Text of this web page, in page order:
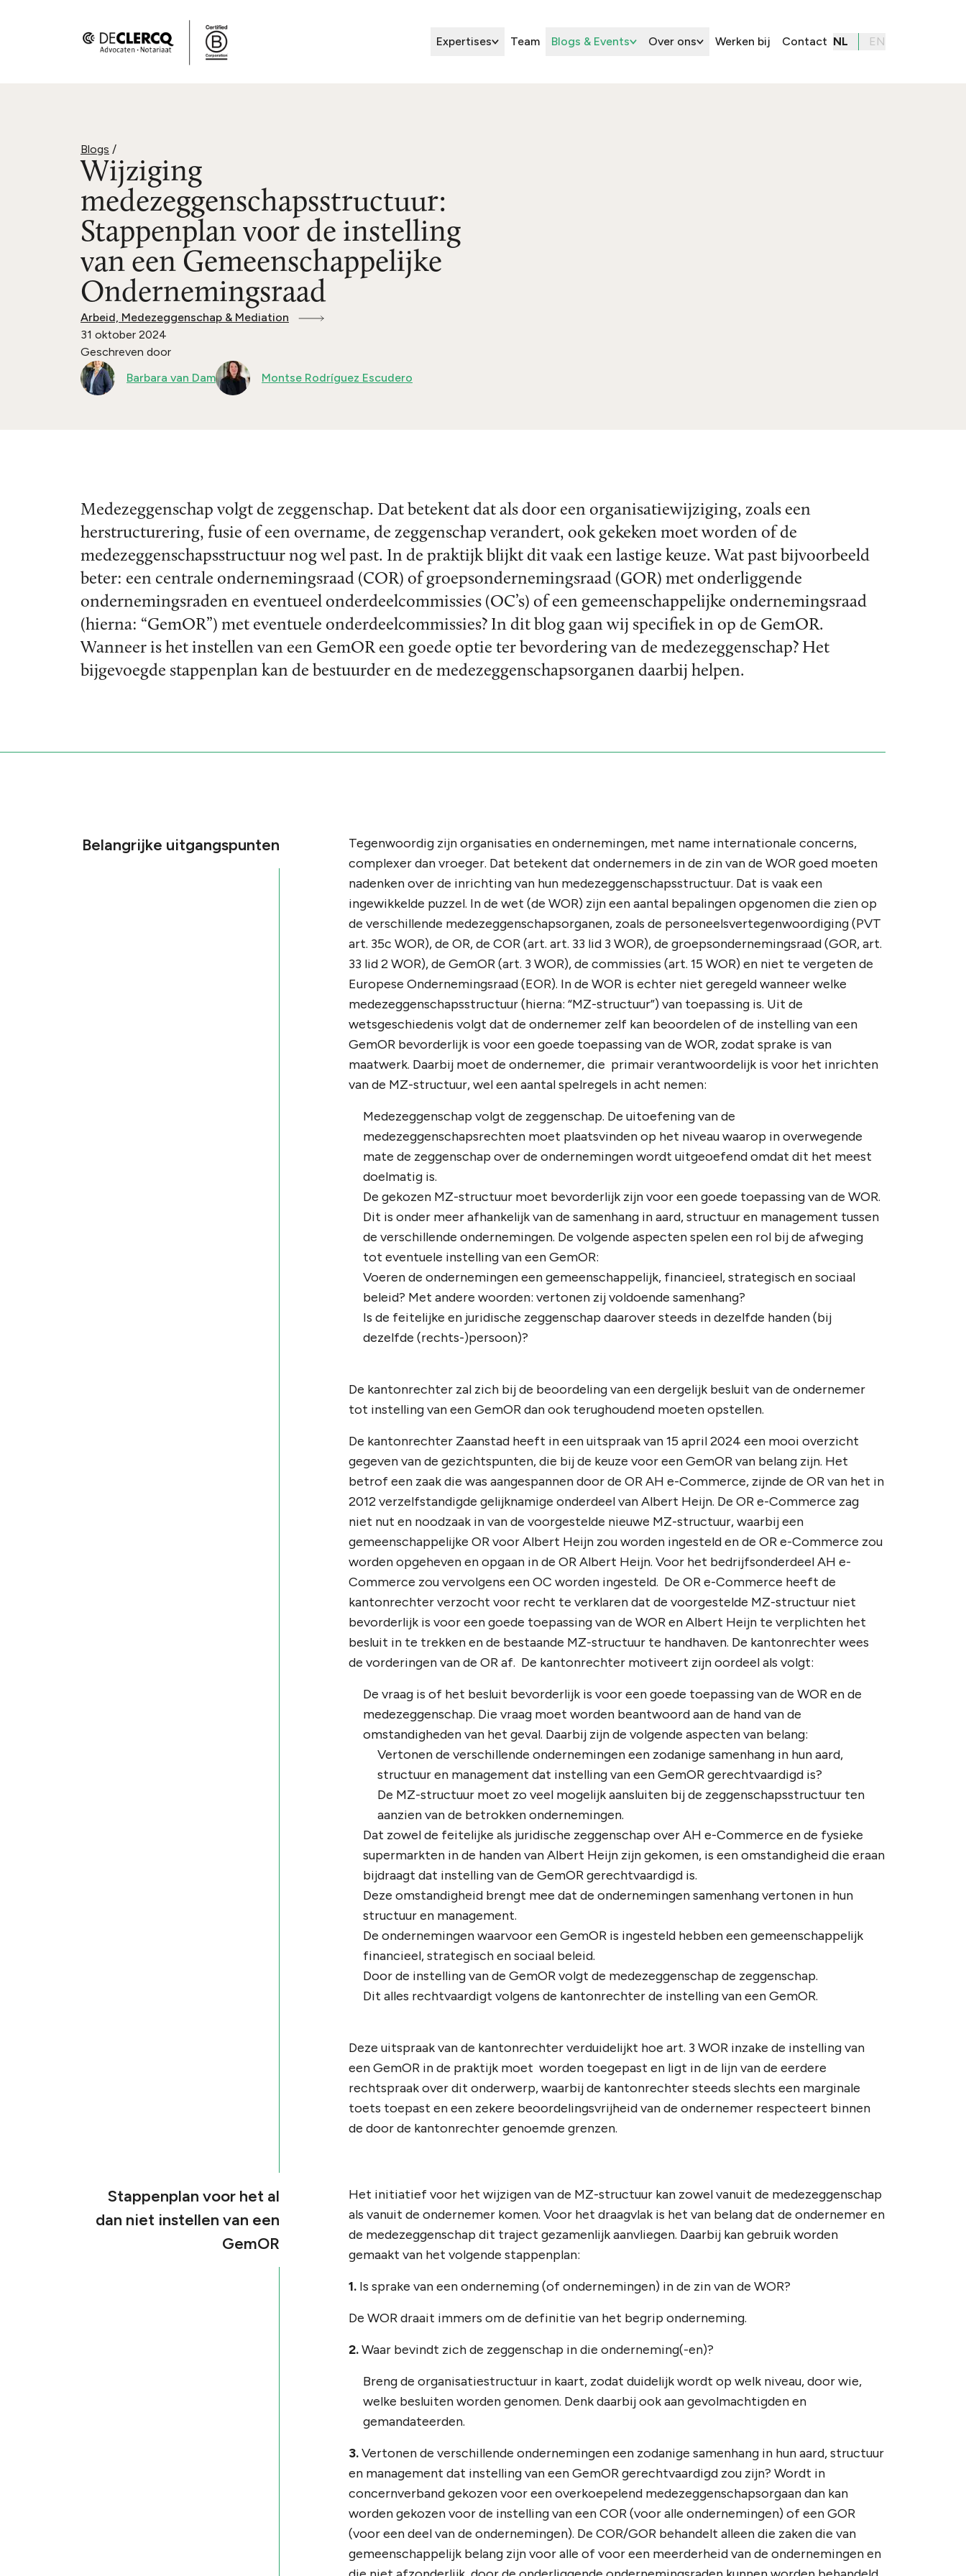
Expertises Team Blogs & Events Over ons Werken bij Contact NL EN
Blogs /
Wijziging
medezeggenschapsstructuur:
Stappenplan voor de instelling
van een Gemeenschappelijke
Ondernemingsraad
Arbeid, Medezeggenschap & Mediation
31 oktober 2024
Geschreven door
Barbara van Dam
Montse Rodríguez Escudero
Medezeggenschap volgt de zeggenschap. Dat betekent dat als door een organisatiewijziging, zoals een
herstructurering, fusie of een overname, de zeggenschap verandert, ook gekeken moet worden of de
medezeggenschapsstructuur nog wel past. In de praktijk blijkt dit vaak een lastige keuze. Wat past bijvoorbeeld
beter: een centrale ondernemingsraad (COR) of groepsondernemingsraad (GOR) met onderliggende
ondernemingsraden en eventueel onderdeelcommissies (OC’s) of een gemeenschappelijke ondernemingsraad
(hierna: “GemOR”) met eventuele onderdeelcommissies? In dit blog gaan wij specifiek in op de GemOR.
Wanneer is het instellen van een GemOR een goede optie ter bevordering van de medezeggenschap? Het
bijgevoegde stappenplan kan de bestuurder en de medezeggenschapsorganen daarbij helpen.
Belangrijke uitgangspunten
Tegenwoordig zijn organisaties en ondernemingen, met name internationale concerns,
complexer dan vroeger. Dat betekent dat ondernemers in de zin van de WOR goed moeten
nadenken over de inrichting van hun medezeggenschapsstructuur. Dat is vaak een
ingewikkelde puzzel. In de wet (de WOR) zijn een aantal bepalingen opgenomen die zien op
de verschillende medezeggenschapsorganen, zoals de personeelsvertegenwoordiging (PVT
art. 35c WOR), de OR, de COR (art. art. 33 lid 3 WOR), de groepsondernemingsraad (GOR, art.
33 lid 2 WOR), de GemOR (art. 3 WOR), de commissies (art. 15 WOR) en niet te vergeten de
Europese Ondernemingsraad (EOR). In de WOR is echter niet geregeld wanneer welke
medezeggenschapsstructuur (hierna: “MZ-structuur”) van toepassing is. Uit de
wetsgeschiedenis volgt dat de ondernemer zelf kan beoordelen of de instelling van een
GemOR bevorderlijk is voor een goede toepassing van de WOR, zodat sprake is van
maatwerk. Daarbij moet de ondernemer, die primair verantwoordelijk is voor het inrichten
van de MZ-structuur, wel een aantal spelregels in acht nemen:
Medezeggenschap volgt de zeggenschap. De uitoefening van de
medezeggenschapsrechten moet plaatsvinden op het niveau waarop in overwegende
mate de zeggenschap over de ondernemingen wordt uitgeoefend omdat dit het meest
doelmatig is.
De gekozen MZ-structuur moet bevorderlijk zijn voor een goede toepassing van de WOR.
Dit is onder meer afhankelijk van de samenhang in aard, structuur en management tussen
de verschillende ondernemingen. De volgende aspecten spelen een rol bij de afweging
tot eventuele instelling van een GemOR:
Voeren de ondernemingen een gemeenschappelijk, financieel, strategisch en sociaal
beleid? Met andere woorden: vertonen zij voldoende samenhang?
Is de feitelijke en juridische zeggenschap daarover steeds in dezelfde handen (bij
dezelfde (rechts-)persoon)?
De kantonrechter zal zich bij de beoordeling van een dergelijk besluit van de ondernemer
tot instelling van een GemOR dan ook terughoudend moeten opstellen.
De kantonrechter Zaanstad heeft in een uitspraak van 15 april 2024 een mooi overzicht
gegeven van de gezichtspunten, die bij de keuze voor een GemOR van belang zijn. Het
betrof een zaak die was aangespannen door de OR AH e-Commerce, zijnde de OR van het in
2012 verzelfstandigde gelijknamige onderdeel van Albert Heijn. De OR e-Commerce zag
niet nut en noodzaak in van de voorgestelde nieuwe MZ-structuur, waarbij een
gemeenschappelijke OR voor Albert Heijn zou worden ingesteld en de OR e-Commerce zou
worden opgeheven en opgaan in de OR Albert Heijn. Voor het bedrijfsonderdeel AH e-
Commerce zou vervolgens een OC worden ingesteld. De OR e-Commerce heeft de
kantonrechter verzocht voor recht te verklaren dat de voorgestelde MZ-structuur niet
bevorderlijk is voor een goede toepassing van de WOR en Albert Heijn te verplichten het
besluit in te trekken en de bestaande MZ-structuur te handhaven. De kantonrechter wees
de vorderingen van de OR af. De kantonrechter motiveert zijn oordeel als volgt:
De vraag is of het besluit bevorderlijk is voor een goede toepassing van de WOR en de
medezeggenschap. Die vraag moet worden beantwoord aan de hand van de
omstandigheden van het geval. Daarbij zijn de volgende aspecten van belang:
Vertonen de verschillende ondernemingen een zodanige samenhang in hun aard,
structuur en management dat instelling van een GemOR gerechtvaardigd is?
De MZ-structuur moet zo veel mogelijk aansluiten bij de zeggenschapsstructuur ten
aanzien van de betrokken ondernemingen.
Dat zowel de feitelijke als juridische zeggenschap over AH e-Commerce en de fysieke
supermarkten in de handen van Albert Heijn zijn gekomen, is een omstandigheid die eraan
bijdraagt dat instelling van de GemOR gerechtvaardigd is.
Deze omstandigheid brengt mee dat de ondernemingen samenhang vertonen in hun
structuur en management.
De ondernemingen waarvoor een GemOR is ingesteld hebben een gemeenschappelijk
financieel, strategisch en sociaal beleid.
Door de instelling van de GemOR volgt de medezeggenschap de zeggenschap.
Dit alles rechtvaardigt volgens de kantonrechter de instelling van een GemOR.
Deze uitspraak van de kantonrechter verduidelijkt hoe art. 3 WOR inzake de instelling van
een GemOR in de praktijk moet worden toegepast en ligt in de lijn van de eerdere
rechtspraak over dit onderwerp, waarbij de kantonrechter steeds slechts een marginale
toets toepast en een zekere beoordelingsvrijheid van de ondernemer respecteert binnen
de door de kantonrechter genoemde grenzen.
Stappenplan voor het al
dan niet instellen van een
GemOR
Het initiatief voor het wijzigen van de MZ-structuur kan zowel vanuit de medezeggenschap
als vanuit de ondernemer komen. Voor het draagvlak is het van belang dat de ondernemer en
de medezeggenschap dit traject gezamenlijk aanvliegen. Daarbij kan gebruik worden
gemaakt van het volgende stappenplan:
1. Is sprake van een onderneming (of ondernemingen) in de zin van de WOR?
De WOR draait immers om de definitie van het begrip onderneming.
2.Waar bevindt zich de zeggenschap in die onderneming(-en)?
Breng de organisatiestructuur in kaart, zodat duidelijk wordt op welk niveau, door wie,
welke besluiten worden genomen. Denk daarbij ook aan gevolmachtigden en
gemandateerden.
3.Vertonen de verschillende ondernemingen een zodanige samenhang in hun aard, structuur
en management dat instelling van een GemOR gerechtvaardigd zou zijn? Wordt in
concernverband gekozen voor een overkoepelend medezeggenschapsorgaan dan kan
worden gekozen voor de instelling van een COR (voor alle ondernemingen) of een GOR
(voor een deel van de ondernemingen). De COR/GOR behandelt alleen die zaken die van
gemeenschappelijk belang zijn voor alle of voor een meerderheid van de ondernemingen en